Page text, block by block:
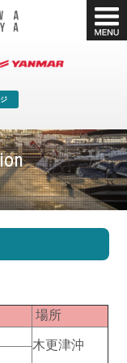
ボート販売
公式ブログ
Blog
場所
木更津沖